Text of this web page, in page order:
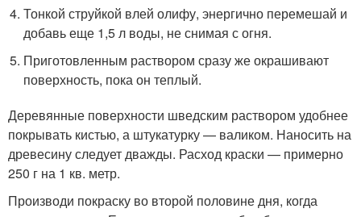
Тонкой струйкой влей олифу, энергично перемешай и
добавь еще 1,5 л воды, не снимая с огня.
Приготовленным раствором сразу же окрашивают
поверхность, пока он теплый.
Деревянные поверхности шведским раствором удобнее
покрывать кистью, а штукатурку — валиком. Наносить на
древесину следует дважды. Расход краски — примерно
250 г на 1 кв. метр.
Производи покраску во второй половине дня, когда